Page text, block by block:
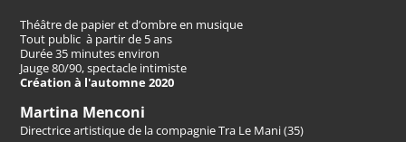
Théâtre de papier et d’ombre en musique
Tout public à partir de 5 ans
Durée 35 minutes environ
Jauge 80/90, spectacle intimiste
Création à l'automne 2020
Martina Menconi
Directrice artistique de la compagnie Tra Le Mani (35)